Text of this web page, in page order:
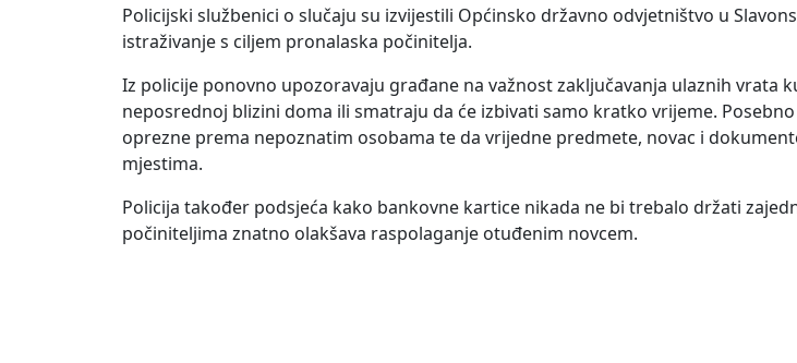
Policijski službenici o slučaju su izvijestili Općinsko državno odvjetništvo u
istraživanje s ciljem pronalaska počinitelja.
Iz policije ponovno upozoravaju građane na važnost zaključavanja ulaznih vrata
neposrednoj blizini doma ili smatraju da će izbivati samo kratko vrijeme.
oprezne prema nepoznatim osobama te da vrijedne predmete, novac i
mjestima.
Policija također podsjeća kako bankovne kartice nikada ne bi trebalo držati
počiniteljima znatno olakšava raspolaganje otuđenim novcem.